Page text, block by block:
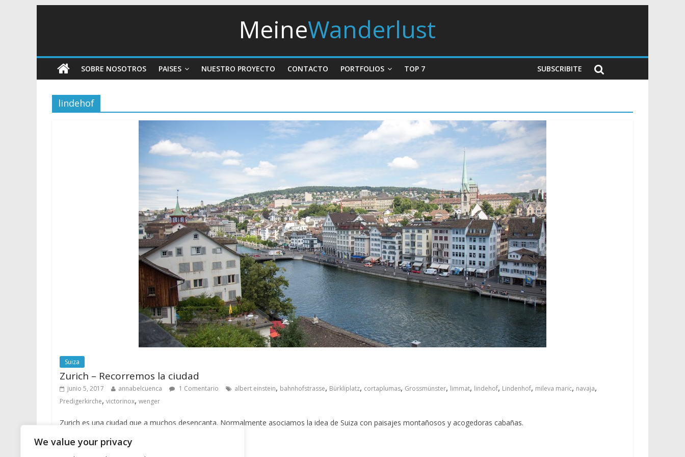
We value your privacy
MeineWanderlust
SOBRE NOSOTROS PAISES NUESTRO PROYECTO CONTACTO PORTFOLIOS TOP 7 SUBSCRIBITE
lindehof
Suiza
Zurich – Recorremos la ciudad
junio 5, 2017 annabelcuenca 1 Comentario albert einstein, bahnhofstrasse, Bürkliplatz, cortaplumas, Grossmünster, limmat, lindehof, Lindenhof, mileva maric, navaja,
Predigerkirche, victorinox, wenger
Zurich es una ciudad que a muchos desencanta. Normalmente asociamos la idea de Suiza con paisajes montañosos y acogedoras cabañas.
Leer más